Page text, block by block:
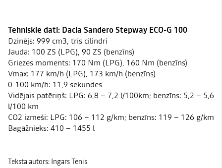
Tehniskie dati: Dacia Sandero Stepway ECO-G 100
Dzinējs: 999 cm3, trīs cilindri
Jauda: 100 ZS (LPG), 90 ZS (benzīns)
Griezes moments: 170 Nm (LPG), 160 Nm (benzīns)
Vmax: 177 km/h (LPG), 173 km/h (benzīns)
0-100 km/h: 11,9 sekundes
Vidējais patēriņš: LPG: 6,8 – 7,2 l/100km; benzīns: 5,2 – 5,6
l/100 km
CO2 izmeši: LPG: 106 – 112 g/km; benzīns: 119 – 126 g/km
Bagāžnieks: 410 – 1455 l
Teksta autors: Ingars Tenis